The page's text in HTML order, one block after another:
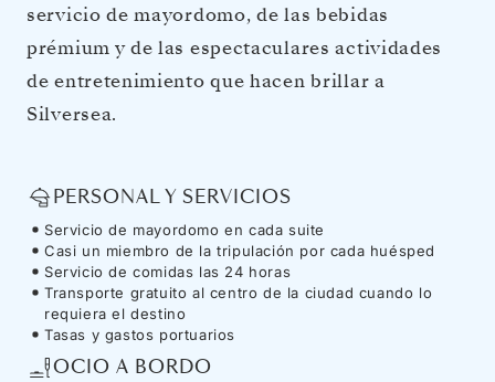
servicio de mayordomo, de las bebidas
prémium y de las espectaculares actividades
de entretenimiento que hacen brillar a
Silversea.
PERSONAL Y SERVICIOS
Servicio de mayordomo en cada suite
Casi un miembro de la tripulación por cada huésped
Servicio de comidas las 24 horas
Transporte gratuito al centro de la ciudad cuando lo
requiera el destino
Tasas y gastos portuarios
OCIO A BORDO